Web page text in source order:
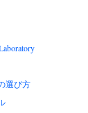
選び方